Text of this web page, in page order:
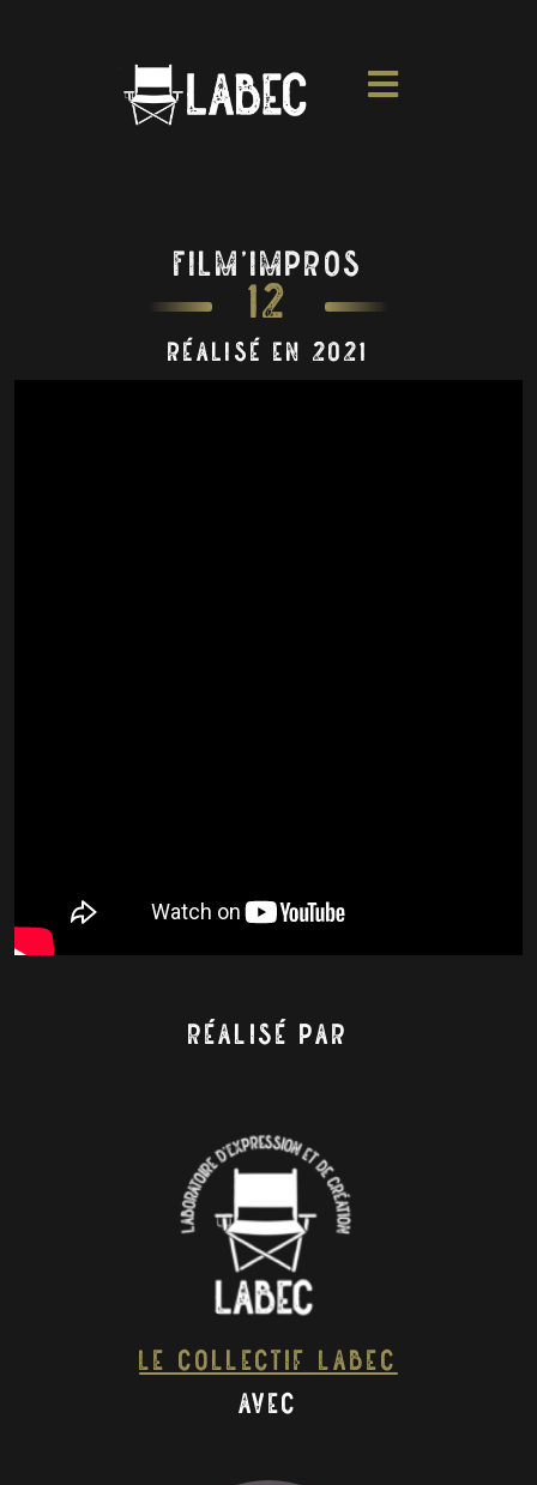
Film’impros
12
réalisé en 2021
Réalisé par
Le collectif Labec
avec